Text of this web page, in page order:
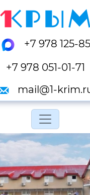
+7 978 125-
+7 978 051-01-71
mail@1-